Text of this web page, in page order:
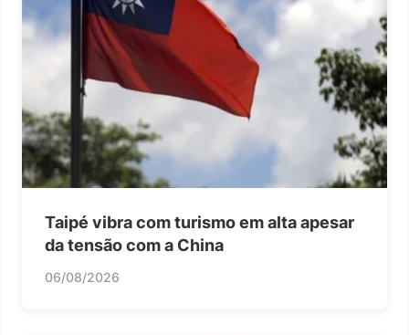
Taipé vibra com turismo em alta apesar
da tensão com a China
06/08/2026